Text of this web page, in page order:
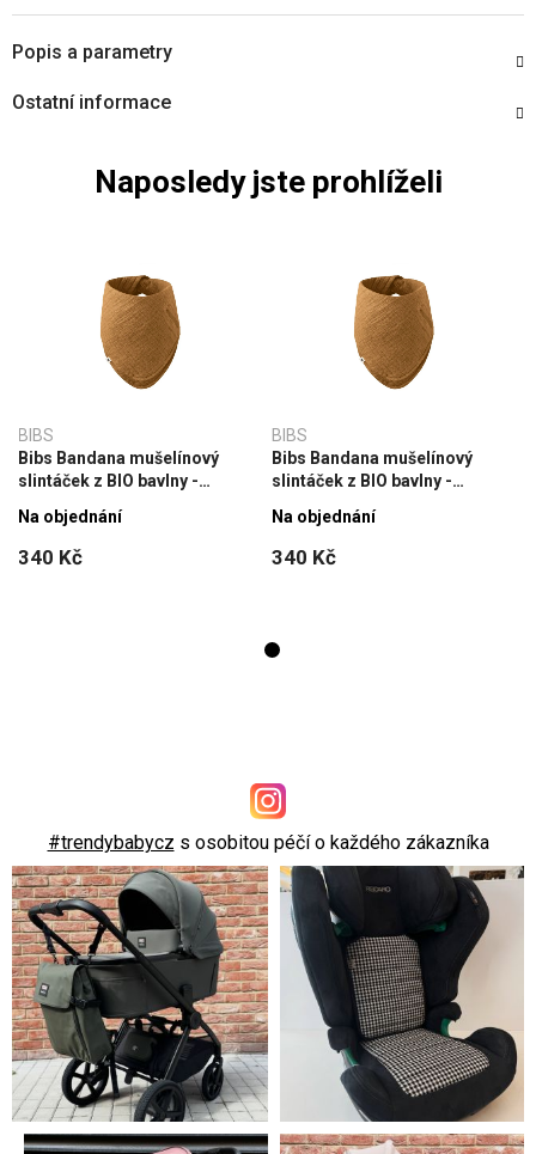
Popis a parametry
Ostatní informace
Naposledy jste prohlíželi
BIBS
Bibs Bandana mušelínový
slintáček z BIO bavlny -
340 Kč
Na objednání
BIBS
Bibs Bandana mušelínový
slintáček z BIO bavlny -
340 Kč
Na objednání
#trendybabycz s osobitou péčí o každého zákazníka